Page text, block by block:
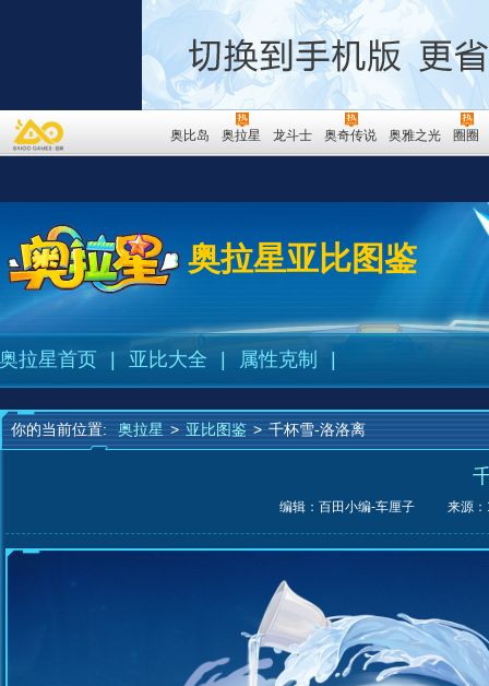
奥比岛 奥拉星 龙斗士 奥奇传说 奥雅之光 圈圈
奥拉星亚比图鉴
奥拉星首页 亚比大全 属性克制
你的当前位置: 奥拉星 > 亚比图鉴 > 千杯雪-洛洛离
编辑：百田小编-车厘子 来源：